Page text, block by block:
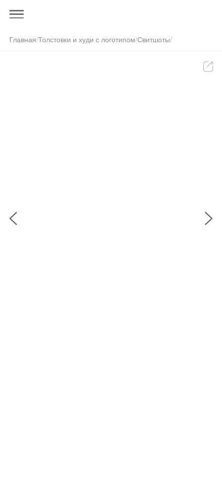
Главная/Толстовки и худи с логотипом/Свитшоты/